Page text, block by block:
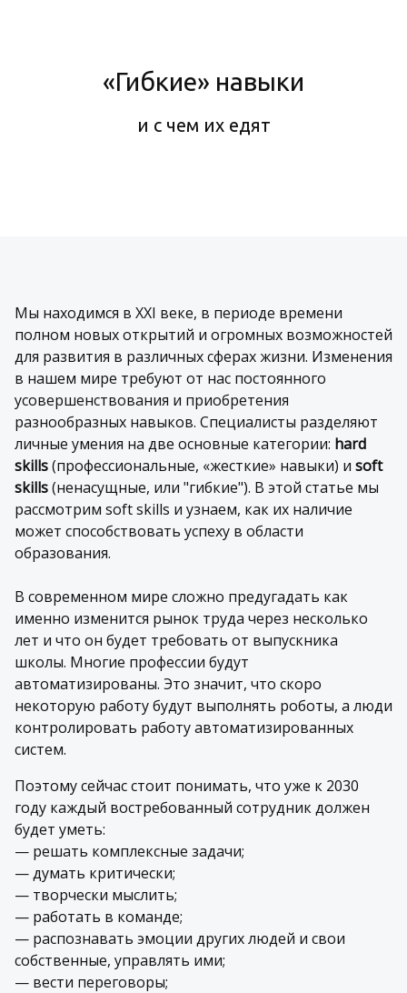
«Гибкие» навыки
и с чем их едят
Мы находимся в XXI веке, в периоде времени
полном новых открытий и огромных возможностей
для развития в различных сферах жизни. Изменения
в нашем мире требуют от нас постоянного
усовершенствования и приобретения
разнообразных навыков. Специалисты разделяют
личные умения на две основные категории: hard
skills(профессиональные, «жесткие» навыки) и soft
skills(ненасущные, или "гибкие"). В этой статье мы
рассмотрим soft skills и узнаем, как их наличие
может способствовать успеху в области
образования.
В современном мире сложно предугадать как
именно изменится рынок труда через несколько
лет и что он будет требовать от выпускника
школы. Многие профессии будут
автоматизированы. Это значит, что скоро
некоторую работу будут выполнять роботы, а люди
контролировать работу автоматизированных
систем.
Поэтому сейчас стоит понимать, что уже к 2030
году каждый востребованный сотрудник должен
будет уметь:
— решать комплексные задачи;
— думать критически;
— творчески мыслить;
— работать в команде;
— распознавать эмоции других людей и свои
собственные, управлять ими;
— вести переговоры;